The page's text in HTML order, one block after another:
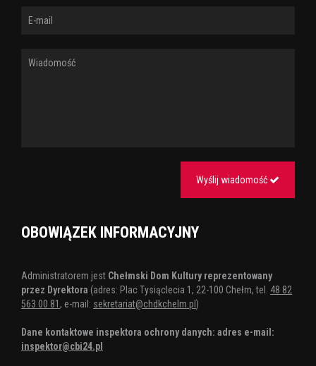
Wyślij wiadomość
OBOWIĄZEK INFORMACYJNY
Administratorem jest Chełmski Dom Kultury reprezentowany
przez Dyrektora (adres: Plac Tysiąclecia 1, 22-100 Chełm, tel. 48 82
563 00 81 , e-mail: sekretariat@chdkchelm.pl )
Dane kontaktowe inspektora ochrony danych: adres e-mail:
inspektor@cbi24.pl